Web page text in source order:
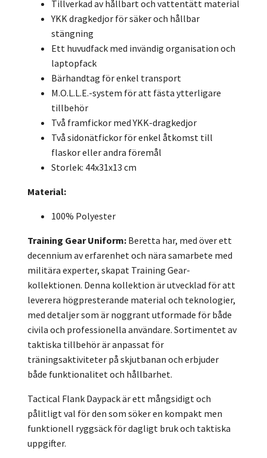
Tillverkad av hållbart och vattentätt material
YKK dragkedjor för säker och hållbar
stängning
Ett huvudfack med invändig organisation och
laptopfack
Bärhandtag för enkel transport
M.O.L.L.E.-system för att fästa ytterligare
tillbehör
Två framfickor med YKK-dragkedjor
Två sidonätfickor för enkel åtkomst till
flaskor eller andra föremål
Storlek: 44x31x13 cm
Material:
100% Polyester
Training Gear Uniform: Beretta har, med över ett
decennium av erfarenhet och nära samarbete med
militära experter, skapat Training Gear-
kollektionen. Denna kollektion är utvecklad för att
leverera högpresterande material och teknologier,
med detaljer som är noggrant utformade för både
civila och professionella användare. Sortimentet av
taktiska tillbehör är anpassat för
träningsaktiviteter på skjutbanan och erbjuder
både funktionalitet och hållbarhet.
Tactical Flank Daypack är ett mångsidigt och
pålitligt val för den som söker en kompakt men
funktionell ryggsäck för dagligt bruk och taktiska
uppgifter.